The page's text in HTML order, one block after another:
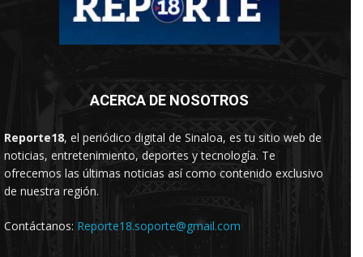
ACERCA DE NOSOTROS
Reporte18, el periódico digital de Sinaloa, es tu sitio web de
noticias, entretenimiento, deportes y tecnología. Te
ofrecemos las últimas noticias así como contenido exclusivo
de nuestra región.
Contáctanos: Reporte18.soporte@gmail.com